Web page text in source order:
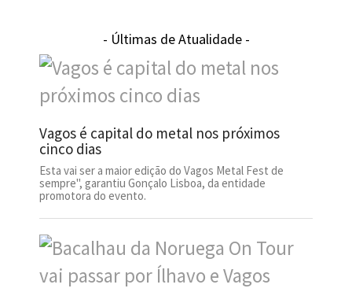
- Últimas de Atualidade -
Vagos é capital do metal nos próximos
cinco dias
Esta vai ser a maior edição do Vagos Metal Fest de
sempre", garantiu Gonçalo Lisboa, da entidade
promotora do evento.